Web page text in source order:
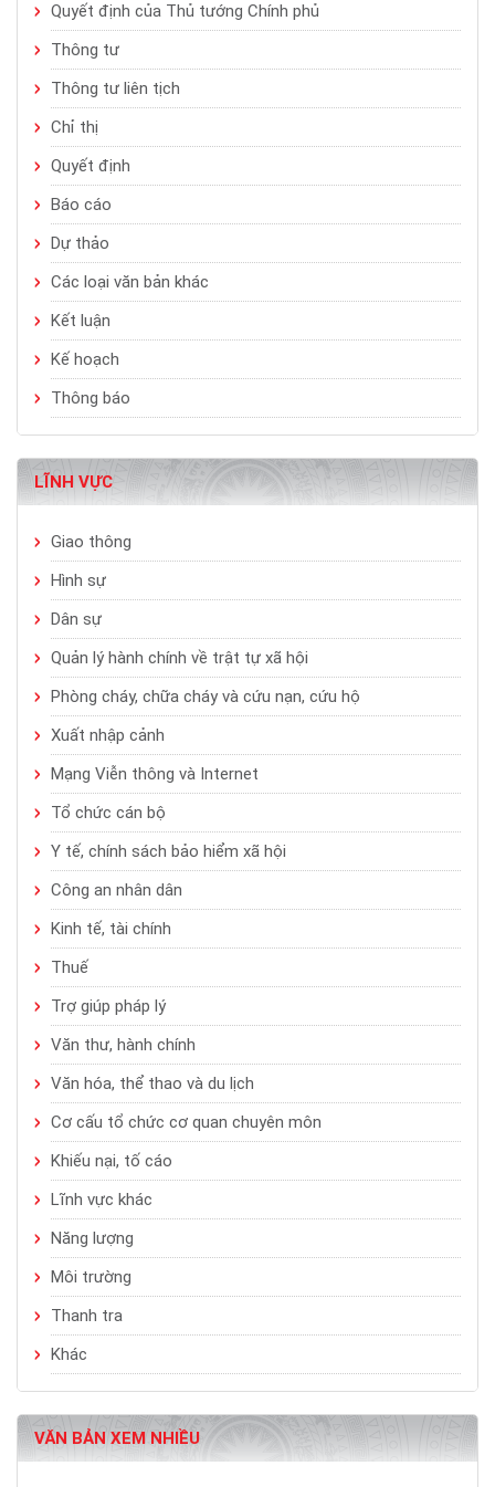
Quyết định của Thủ tướng Chính phủ
Thông tư
Thông tư liên tịch
Chỉ thị
Quyết định
Báo cáo
Dự thảo
Các loại văn bản khác
Kết luận
Kế hoạch
Thông báo
LĨNH VỰC
Giao thông
Hình sự
Dân sự
Quản lý hành chính về trật tự xã hội
Phòng cháy, chữa cháy và cứu nạn, cứu hộ
Xuất nhập cảnh
Mạng Viễn thông và Internet
Tổ chức cán bộ
Y tế, chính sách bảo hiểm xã hội
Công an nhân dân
Kinh tế, tài chính
Thuế
Trợ giúp pháp lý
Văn thư, hành chính
Văn hóa, thể thao và du lịch
Cơ cấu tổ chức cơ quan chuyên môn
Khiếu nại, tố cáo
Lĩnh vực khác
Năng lượng
Môi trường
Thanh tra
Khác
VĂN BẢN XEM NHIỀU